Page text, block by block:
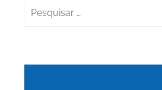
Pesquisar